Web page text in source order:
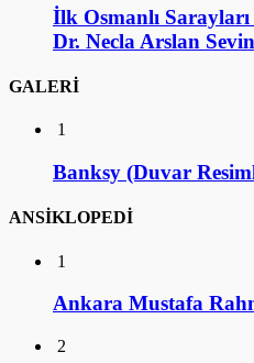
İlk Osmanlı Sarayları
Dr. Necla Arslan
GALERİ
1
Banksy (Duvar
ANSİKLOPEDİ
1
Ankara Mustafa
2